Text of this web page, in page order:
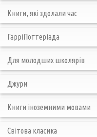
Книги, які здолали час
ГарріПоттеріада
Для молодших школярів
Джури
Книги іноземними мовами
Світова класика